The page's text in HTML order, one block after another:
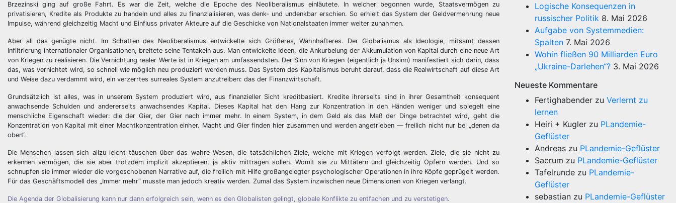
Brzezinski ging auf große Fahrt. Es war die Zeit, welche die Epoche des Neoliberalismus einläutete. In welcher begonnen wurde, Staatsvermögen zu
privatisieren, Kredite als Produkte zu handeln und alles zu finanzialisieren, was denk- und undenkbar erschien. So erhielt das System der Geldvermehrung neue
Impulse, während gleichzeitig Macht und Einfluss privater Akteure auf die Geschicke von Nationalstaaten immer weiter zunahmen.
Aber all das genügte nicht. Im Schatten des Neoliberalismus entwickelte sich Größeres, Wahnhafteres. Der Globalismus als Ideologie, mitsamt dessen
Infiltrierung internationaler Organisationen, breitete seine Tentakeln aus. Man entwickelte Ideen, die Ankurbelung der Akkumulation von Kapital durch eine neue Art
von Kriegen zu realisieren. Die Vernichtung realer Werte ist in Kriegen am umfassendsten. Der Sinn von Kriegen (eigentlich ja Unsinn) manifestiert sich darin, dass
das, was vernichtet wird, so schnell wie möglich neu produziert werden muss. Das System des Kapitalismus beruht darauf, dass die Realwirtschaft auf diese Art
und Weise dazu verdammt wird, ein verzerrtes surreales System anzutreiben: das der Finanzwirtschaft.
Grundsätzlich ist alles, was in unserem System produziert wird, aus finanzieller Sicht kreditbasiert. Kredite ihrerseits sind in ihrer Gesamtheit konsequent
anwachsende Schulden und andererseits anwachsendes Kapital. Dieses Kapital hat den Hang zur Konzentration in den Händen weniger und spiegelt eine
menschliche Eigenschaft wieder: die der Gier, der Gier nach immer mehr. In einem System, in dem Geld als das Maß der Dinge betrachtet wird, geht die
Konzentration von Kapital mit einer Machtkonzentration einher. Macht und Gier finden hier zusammen und werden angetrieben — freilich nicht nur bei „denen da
oben“.
Die Menschen lassen sich allzu leicht täuschen über das wahre Wesen, die tatsächlichen Ziele, welche mit Kriegen verfolgt werden. Ziele, die sie nicht zu
erkennen vermögen, die sie aber trotzdem implizit akzeptieren, ja aktiv mittragen sollen. Womit sie zu Mittätern und gleichzeitig Opfern werden. Und so
schnupfen sie immer wieder die vorgeschobenen Narrative auf, die freilich mit Hilfe großangelegter psychologischer Operationen in ihre Köpfe geprügelt werden.
Für das Geschäftsmodell des „Immer mehr“ musste man jedoch kreativ werden. Zumal das System inzwischen neue Dimensionen von Kriegen verlangt.
Die Agenda der Globalisierung kann nur dann erfolgreich sein, wenn es den Globalisten gelingt, globale Konflikte zu entfachen und zu verstetigen.
Logische Konsequenzen in
russischer Politik 8. Mai 2026
Aufgabe von Systemmedien:
Spalten 7. Mai 2026
Wohin fließen 90 Milliarden Euro
„Ukraine-Darlehen“? 3. Mai 2026
Neueste Kommentare
Fertighabender zu Verlernt zu
lernen
Heiri + Kugler zu PLandemie-
Geflüster
Andreas zu PLandemie-Geflüster
Sacrum zu PLandemie-Geflüster
Tafelrunde zu PLandemie-
Geflüster
sebastian zu PLandemie-Geflüster